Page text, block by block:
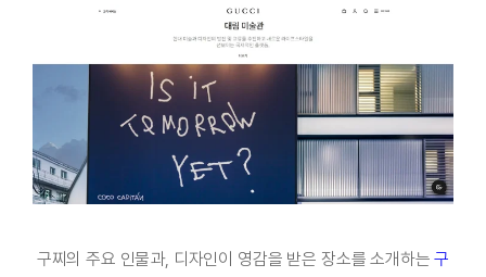
구찌의 주요 인물과, 디자인이 영감을 받은 장소를 소개하는구